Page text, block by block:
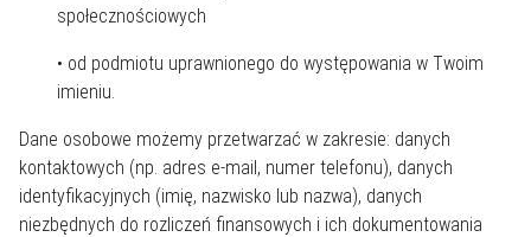
społecznościowych
• od podmiotu uprawnionego do występowania w Twoim
imieniu.
Dane osobowe możemy przetwarzać w zakresie: danych
kontaktowych (np. adres e-mail, numer telefonu), danych
identyfikacyjnych (imię, nazwisko lub nazwa), danych
niezbędnych do rozliczeń finansowych i ich dokumentowania